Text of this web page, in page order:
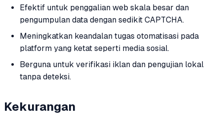
Efektif untuk penggalian web skala besar dan
pengumpulan data dengan sedikit CAPTCHA.
Meningkatkan keandalan tugas otomatisasi pada
platform yang ketat seperti media sosial.
Berguna untuk verifikasi iklan dan pengujian lokal
tanpa deteksi.
Kekurangan